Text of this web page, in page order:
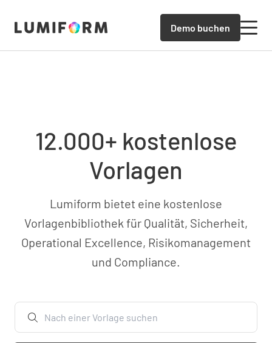
Demo buchen
12.000+ kostenlose
Vorlagen
Lumiform bietet eine kostenlose
Vorlagenbibliothek für Qualität, Sicherheit,
Operational Excellence, Risikomanagement
und Compliance.